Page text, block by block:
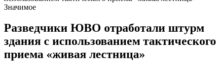
Значимое
Разведчики ЮВО отработали штурм
здания с использованием тактического
приема «живая лестница»